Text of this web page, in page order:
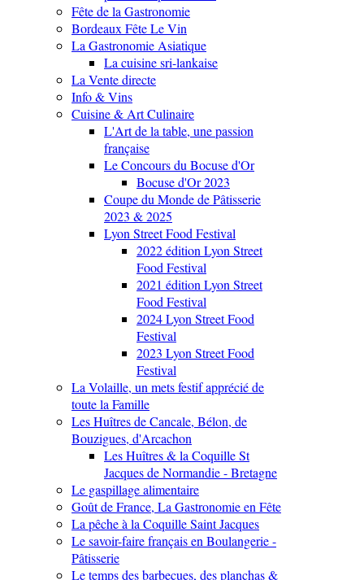
Fête de la Gastronomie
Bordeaux Fête Le Vin
La Gastronomie Asiatique
La cuisine sri-lankaise
La Vente directe
Info & Vins
Cuisine & Art Culinaire
L'Art de la table, une passion
française
Le Concours du Bocuse d'Or
Bocuse d'Or 2023
Coupe du Monde de Pâtisserie
2023 & 2025
Lyon Street Food Festival
2022 édition Lyon Street
Food Festival
2021 édition Lyon Street
Food Festival
2024 Lyon Street Food
Festival
2023 Lyon Street Food
Festival
La Volaille, un mets festif apprécié de
toute la Famille
Les Huîtres de Cancale, Bélon, de
Bouzigues, d'Arcachon
Les Huîtres & la Coquille St
Jacques de Normandie - Bretagne
Le gaspillage alimentaire
Goût de France, La Gastronomie en Fête
La pêche à la Coquille Saint Jacques
Le savoir-faire français en Boulangerie -
Pâtisserie
Le temps des barbecues, des planchas &